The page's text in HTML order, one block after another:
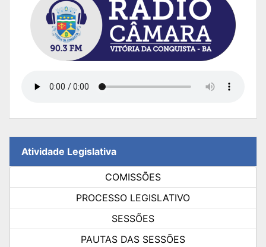
Atividade Legislativa
COMISSÕES
PROCESSO LEGISLATIVO
SESSÕES
PAUTAS DAS SESSÕES